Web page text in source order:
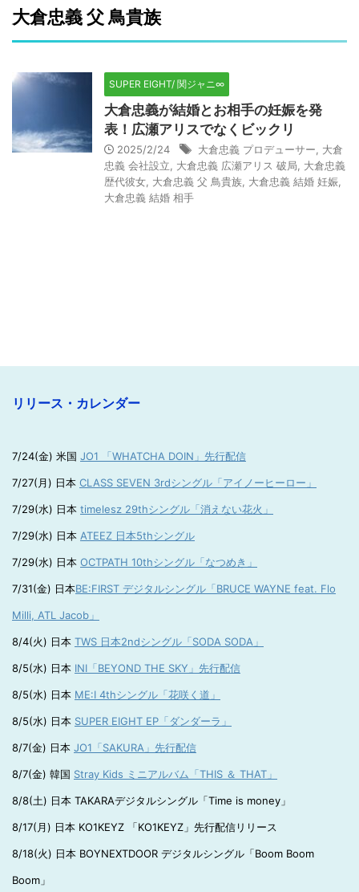
大倉忠義 父 鳥貴族
SUPER EIGHT/ 関ジャニ∞
大倉忠義が結婚とお相手の妊娠を発
表！広瀬アリスでなくビックリ
2025/2/24 大倉忠義 プロデューサー
大倉
忠義 会社設立
大倉忠義 広瀬アリス 破局
大倉忠義
歴代彼女 大倉忠義 父 鳥貴族 大倉忠義 結婚 妊娠
大倉忠義 結婚 相手
リリース・カレンダー
7/24(金) 米国 JO1 「WHATCHA DOIN」先行配信
7/27(月) 日本 CLASS SEVEN 3rdシングル「アイノーヒーロー」
7/29(水) 日本 timelesz 29thシングル「消えない花火」
7/29(水) 日本 ATEEZ 日本5thシングル
7/29(水) 日本 OCTPATH 10thシングル「なつめき」
7/31(金) 日本BE:FIRST デジタルシングル「BRUCE WAYNE feat. Flo
Milli, ATL Jacob」
8/4(火) 日本 TWS 日本2ndシングル「SODA SODA」
8/5(水) 日本 INI「BEYOND THE SKY」先行配信
8/5(水) 日本 ME:I 4thシングル「花咲く道」
8/5(水) 日本 SUPER EIGHT EP「ダンダーラ」
8/7(金) 日本 JO1「SAKURA」先行配信
8/7(金) 韓国 Stray Kids ミニアルバム「THIS ＆ THAT」
8/8(土) 日本 TAKARAデジタルシングル「Time is money」
8/17(月) 日本 KO1KEYZ 「KO1KEYZ」先行配信リリース
8/18(火) 日本 BOYNEXTDOOR デジタルシングル「Boom Boom
Boom」